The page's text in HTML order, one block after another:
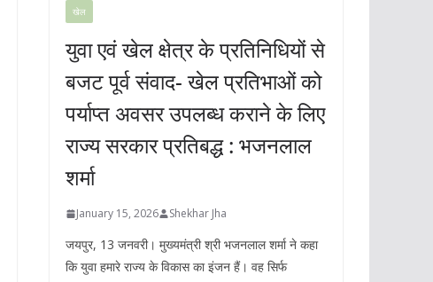
खेल
युवा एवं खेल क्षेत्र के प्रतिनिधियों से
बजट पूर्व संवाद- खेल प्रतिभाओं को
पर्याप्त अवसर उपलब्ध कराने के लिए
राज्य सरकार प्रतिबद्ध : भजनलाल
शर्मा
January 15, 2026 Shekhar Jha
जयपुर, 13 जनवरी। मुख्यमंत्री श्री भजनलाल शर्मा ने कहा
कि युवा हमारे राज्य के विकास का इंजन हैं। वह सिर्फ